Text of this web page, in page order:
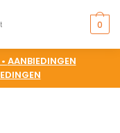
0
AANBIEDINGEN